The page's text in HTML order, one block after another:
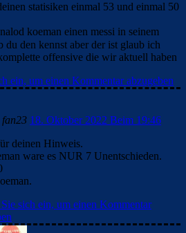
statisiken einmal 53 und einmal 50
koeman einen messi in seinem
du den kennst aber der ist glaub ich
offensive die wir aktuell haben
ein, um einen Kommentar abzugeben
fan23 18. Oktober 2022 Beim 19:46
deinen Hinweis.
ware es NUR 7 Unentschieden.
sich ein, um einen Kommentar